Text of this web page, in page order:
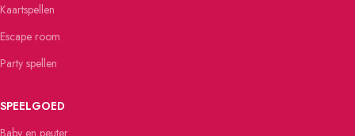
Kaartspellen
Escape room
Party spellen
SPEELGOED
Baby en peuter